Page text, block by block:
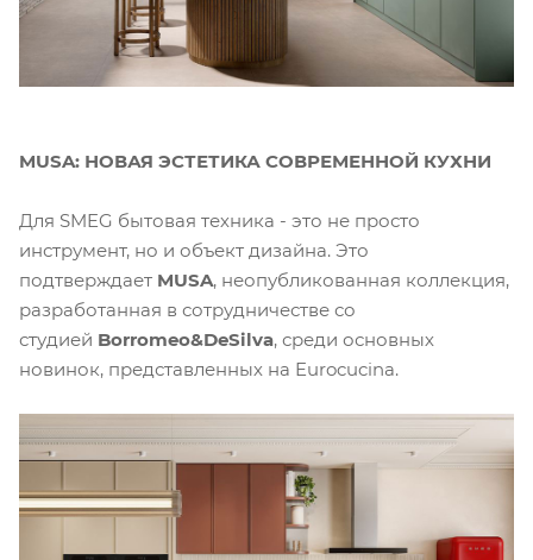
MUSA: НОВАЯ ЭСТЕТИКА СОВРЕМЕННОЙ КУХНИ
Для SMEG бытовая техника - это не просто
инструмент, но и объект дизайна. Это
подтверждает MUSA, неопубликованная коллекция,
разработанная в сотрудничестве со
студией Borromeo&DeSilva, среди основных
новинок, представленных на Eurocucina.